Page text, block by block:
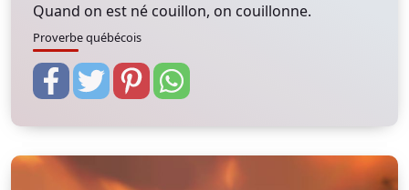
Quand on est né couillon, on couillonne.
Proverbe québécois